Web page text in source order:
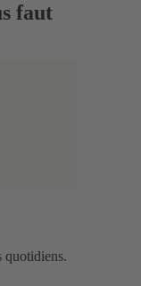
faut
quotidiens.